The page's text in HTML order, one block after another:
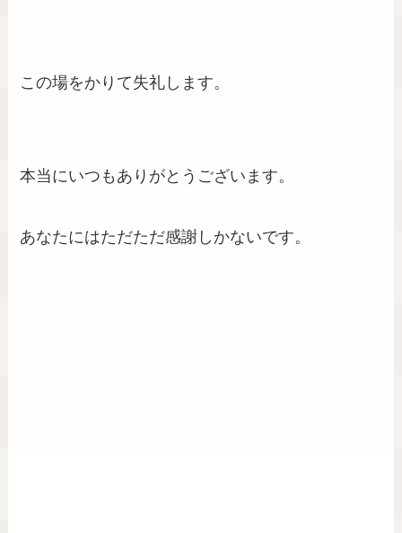
この場をかりて失礼します。
本当にいつもありがとうございます。
あなたにはただただ感謝しかないです。